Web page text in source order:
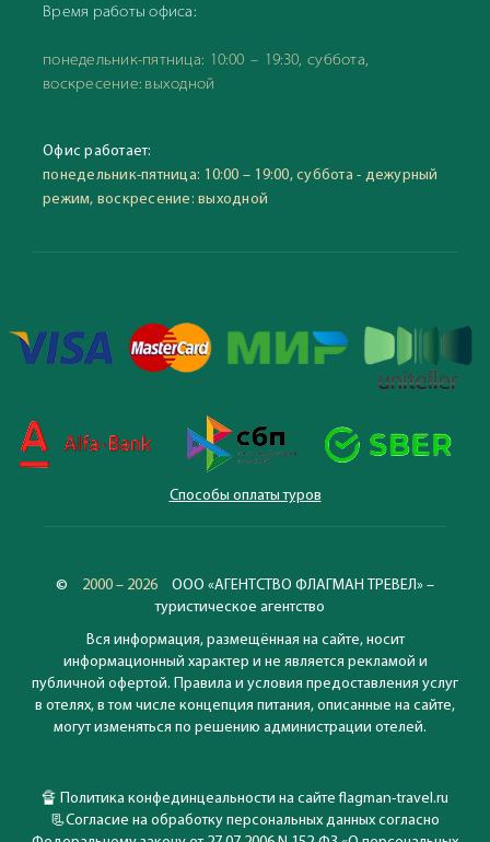
Время работы офиса:
понедельник-пятница: 10:00 – 19:30, суббота,
воскресение: выходной
Офис работает:
понедельник-пятница: 10:00 – 19:00, суббота - дежурный
режим, воскресение: выходной
Способы оплаты туров
© 2000 – 2026
ООО «АГЕНТСТВО ФЛАГМАН ТРЕВЕЛ» –
туристическое агентство
Вся информация, размещённая на сайте, носит
информационный характер и не является рекламой и
публичной офертой. Правила и условия предоставления услуг
в отелях, в том числе концепция питания, описанные на сайте,
могут изменяться по решению администрации отелей.
🔏 Политика конфединцеальности на сайте flagman-travel.ru
📃Согласие на обработку персональных данных согласно